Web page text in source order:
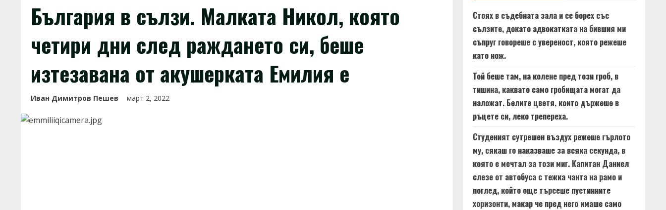
България в сълзи. Малката Никол, която
четири дни след раждането си, беше
изтезавана от акушерката Емилия e
Иван Димитров Пешев март 2, 2022
Стоях в съдебната зала и се борех със
сълзите, докато адвокатката на бившия ми
съпруг говореше с увереност, която режеше
като нож.
Той беше там, на колене пред този гроб, в
тишина, каквато само гробищата могат да
наложат. Белите цветя, които държеше в
ръцете си, леко трепереха.
Студеният сутрешен въздух режеше гърлото
му, сякаш го наказваше за всяка секунда, в
която е мечтал за този миг. Капитан Даниел
слезе от автобуса с тежка чанта на рамо и
поглед, който още търсеше пустинните
хоризонти, макар че пред него имаше само